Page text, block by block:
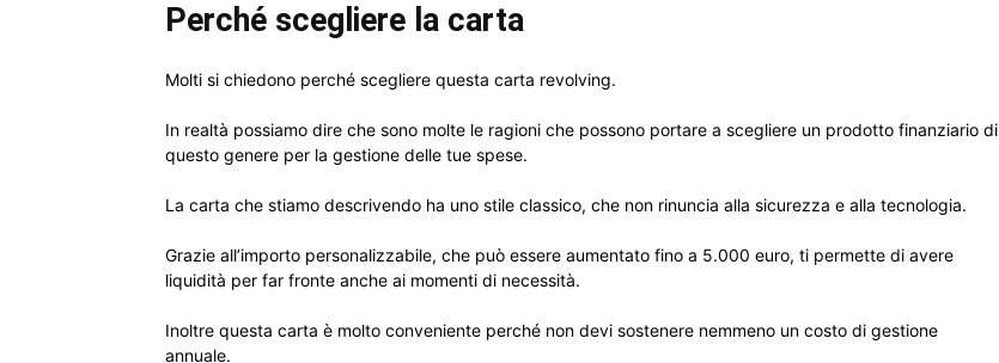
Perché scegliere la carta
Molti si chiedono perché scegliere questa carta revolving.
In realtà possiamo dire che sono molte le ragioni che possono portare a scegliere un prodotto finanziario di
questo genere per la gestione delle tue spese.
La carta che stiamo descrivendo ha uno stile classico, che non rinuncia alla sicurezza e alla tecnologia.
Grazie all’importo personalizzabile, che può essere aumentato fino a 5.000 euro, ti permette di avere
liquidità per far fronte anche ai momenti di necessità.
Inoltre questa carta è molto conveniente perché non devi sostenere nemmeno un costo di gestione
annuale.